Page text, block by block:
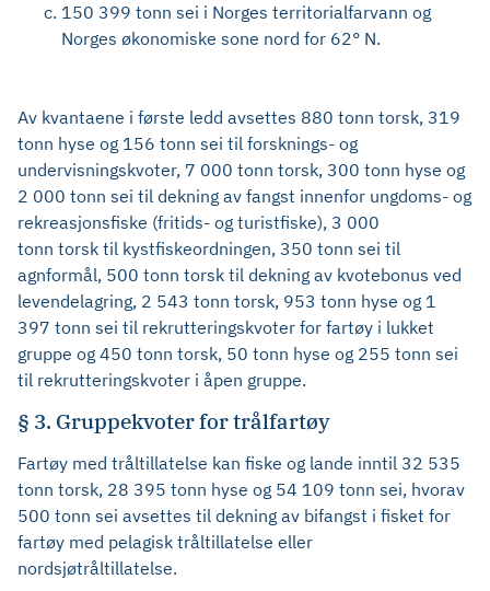
150 399 tonn sei i Norges territorialfarvann og
Norges økonomiske sone nord for 62° N.
Av kvantaene i første ledd avsettes 880 tonn torsk, 319
tonn hyse og 156 tonn sei til forsknings- og
undervisningskvoter, 7 000 tonn torsk, 300 tonn hyse og
2 000 tonn sei til dekning av fangst innenfor ungdoms- og
rekreasjonsfiske (fritids- og turistfiske), 3 000
tonn torsk til kystfiskeordningen, 350 tonn sei til
agnformål, 500 tonn torsk til dekning av kvotebonus ved
levendelagring, 2 543 tonn torsk, 953 tonn hyse og 1
397 tonn sei til rekrutteringskvoter for fartøy i lukket
gruppe og 450 tonn torsk, 50 tonn hyse og 255 tonn sei
til rekrutteringskvoter i åpen gruppe.
§ 3. Gruppekvoter for trålfartøy
Fartøy med tråltillatelse kan fiske og lande inntil 32 535
tonn torsk, 28 395 tonn hyse og 54 109 tonn sei, hvorav
500 tonn sei avsettes til dekning av bifangst i fisket for
fartøy med pelagisk tråltillatelse eller
nordsjøtråltillatelse.